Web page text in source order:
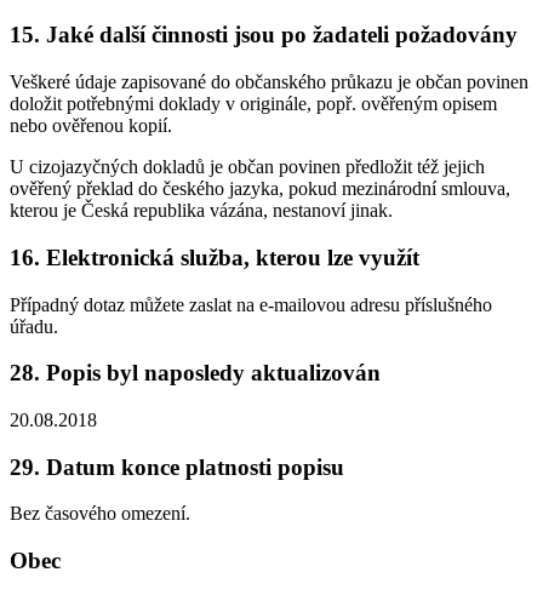
15. Jaké další činnosti jsou po žadateli požadovány
Veškeré údaje zapisované do občanského průkazu je občan povinen
doložit potřebnými doklady v originále, popř. ověřeným opisem
nebo ověřenou kopií.
U cizojazyčných dokladů je občan povinen předložit též jejich
ověřený překlad do českého jazyka, pokud mezinárodní smlouva,
kterou je Česká republika vázána, nestanoví jinak.
16. Elektronická služba, kterou lze využít
Případný dotaz můžete zaslat na e-mailovou adresu příslušného
úřadu.
28. Popis byl naposledy aktualizován
20.08.2018
29. Datum konce platnosti popisu
Bez časového omezení.
Obec